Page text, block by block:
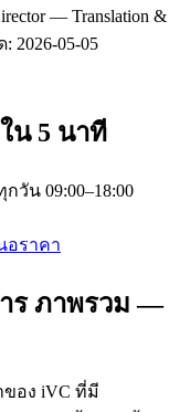
— Translation &
: 2026-05-05
น 5 นาที
วัน 09:00–18:00
อราคา
ร ภาพรวม —
ของ iVC ที่มี